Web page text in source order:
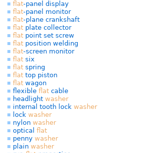
flat-panel display
flat-panel monitor
flat-plane crankshaft
flat plate collector
flat point set screw
flat position welding
flat-screen monitor
flat six
flat spring
flat top piston
flat wagon
flexible flat cable
headlight washer
internal tooth lock washer
lock washer
nylon washer
optical flat
penny washer
plain washer